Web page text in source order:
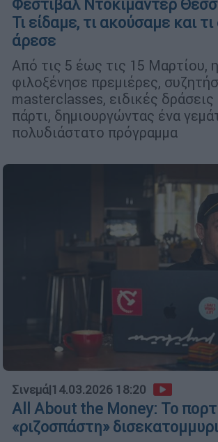
Φεστιβάλ Ντοκιμαντέρ
Τι είδαμε, τι ακούσαμε και
άρεσε
Από τις 5 έως τις 15 Μαρτίου,
φιλοξένησε πρεμιέρες,
masterclasses, ειδικές δράσεις
πάρτι, δημιουργώντας ένα
πολυδιάστατο πρόγραμμα
Σινεμά|14.03.2026 18:20
All About the Money: Το
«ριζοσπάστη»